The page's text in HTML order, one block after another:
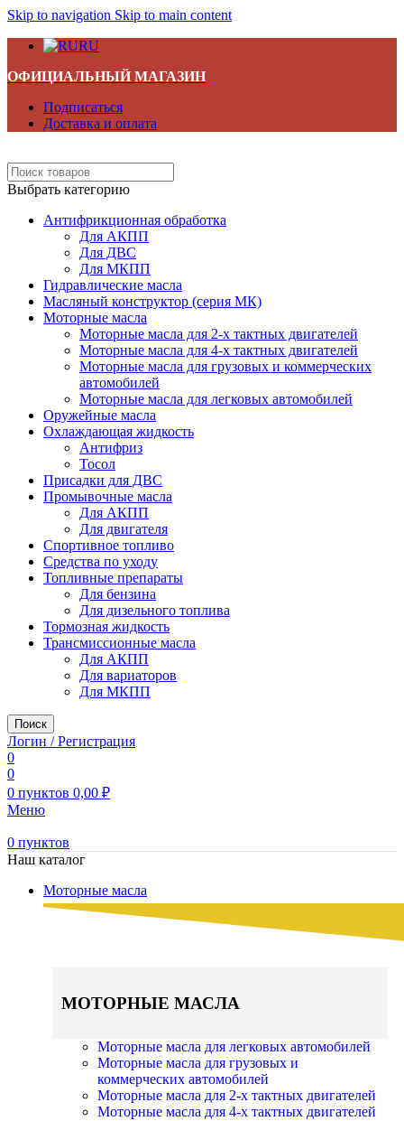
Skip to navigation Skip to main content
RU
ОФИЦИАЛЬНЫЙ МАГАЗИН
Подписаться
Доставка и оплата
Выбрать категорию
Антифрикционная обработка
Для АКПП
Для ДВС
Для МКПП
Гидравлические масла
Масляный конструктор (серия МК)
Моторные масла
Моторные масла для 2-х тактных двигателей
Моторные масла для 4-х тактных двигателей
Моторные масла для грузовых и коммерческих
автомобилей
Моторные масла для легковых автомобилей
Оружейные масла
Охлаждающая жидкость
Антифриз
Тосол
Присадки для ДВС
Промывочные масла
Для АКПП
Для двигателя
Спортивное топливо
Средства по уходу
Топливные препараты
Для бензина
Для дизельного топлива
Тормозная жидкость
Трансмиссионные масла
Для АКПП
Для вариаторов
Для МКПП
Поиск
Логин / Регистрация
0
0
0 пунктов 0,00 ₽
Меню
0 пунктов
Наш каталог
Моторные масла
МОТОРНЫЕ МАСЛА
Моторные масла для легковых автомобилей
Моторные масла для грузовых и
коммерческих автомобилей
Моторные масла для 2-х тактных двигателей
Моторные масла для 4-х тактных двигателей